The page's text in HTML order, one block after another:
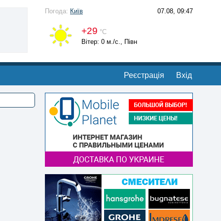
Погода: Київ 07.08, 09:47
+29 °С
Вітер: 0 м./с., Півн
Реєстрація Вхід